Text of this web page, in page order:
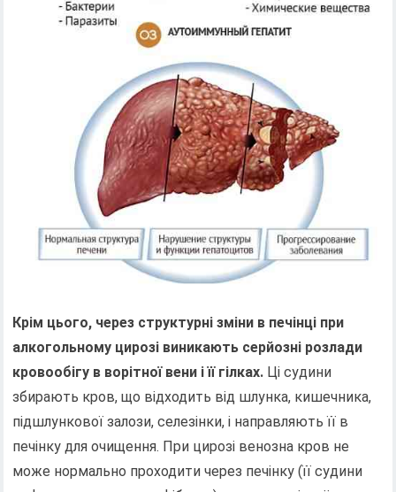
Крім цього, через структурні зміни в печінці при
алкогольному цирозі виникають серйозні розлади
кровообігу в ворітної вени і її гілках. Ці судини
збирають кров, що відходить від шлунка, кишечника,
підшлункової залози, селезінки, і направляють її в
печінку для очищення. При цирозі венозна кров не
може нормально проходити через печінку (її судини